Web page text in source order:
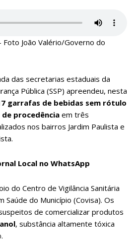
Foto João Valério/Governo do
das secretarias estaduais da
Pública (SSP) apreendeu, nesta
garrafas de bebidas sem rótulo
procedência em três
nos bairros Jardim Paulista e
Local no WhatsApp
do Centro de Vigilância Sanitária
Saúde do Município (Covisa). Os
de comercializar produtos
, substância altamente tóxica